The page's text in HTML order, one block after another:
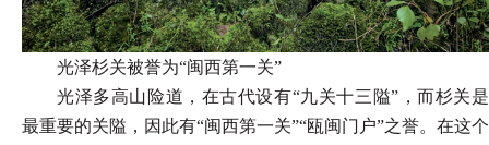
光泽杉关被誉为“闽西第一关”
光泽多高山险道，在古代设有“九关十三隘”，而杉关是
最重要的关隘，因此有“闽西第一关”“瓯闽门户”之誉。在这个